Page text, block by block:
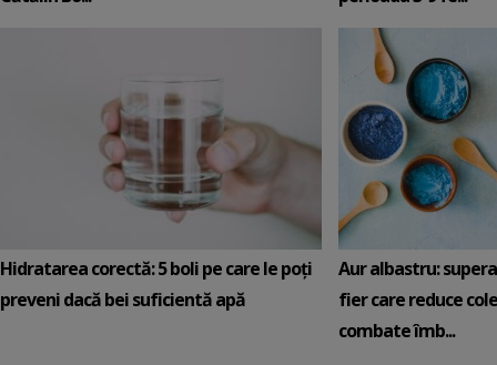
Hidratarea corectă: 5 boli pe care le poți
preveni dacă bei suficientă apă
Aur albastru:
fier care reduce
combate îmb...